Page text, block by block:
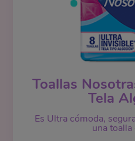
Toallas
Tela
Es Ultra cómoda,
una